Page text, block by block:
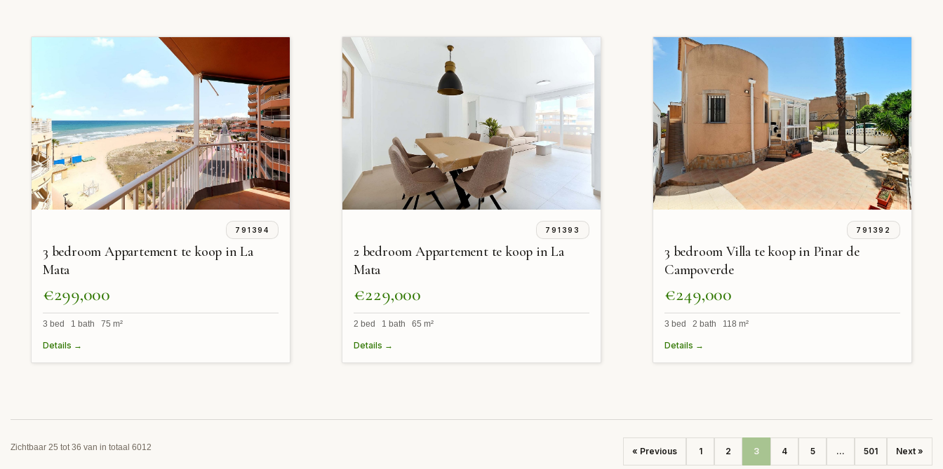
791394
3 bedroom Appartement te koop in La
Mata
€299,000
3 bed 1 bath 75 m²
Details →
791393
2 bedroom Appartement te koop in La
Mata
€229,000
2 bed 1 bath 65 m²
Details →
791392
3 bedroom Villa te koop in Pinar de
Campoverde
€249,000
3 bed 2 bath 118 m²
Details →
Zichtbaar 25 tot 36 van in totaal 6012 « Previous 1 2 3 4 5 ... 501 Next »